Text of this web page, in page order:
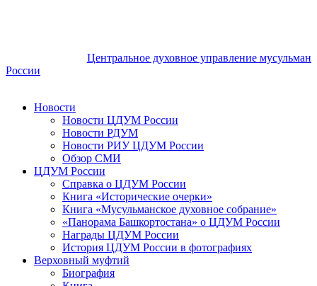
Центральное духовное управление мусульман
России
Новости
Новости ЦДУМ России
Новости РДУМ
Новости РИУ ЦДУМ России
Обзор СМИ
ЦДУМ России
Справка о ЦДУМ России
Книга «Исторические очерки»
Книга «Мусульманское духовное собрание»
«Панорама Башкортостана» о ЦДУМ России
Награды ЦДУМ России
История ЦДУМ России в фотографиях
Верховный муфтий
Биография